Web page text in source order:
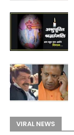
VIRAL NEWS